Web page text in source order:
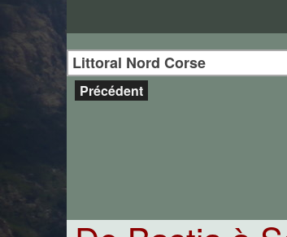
Littoral Nord Corse
De Bastia à Saint-Florent (Cap
La côte des
Précédent